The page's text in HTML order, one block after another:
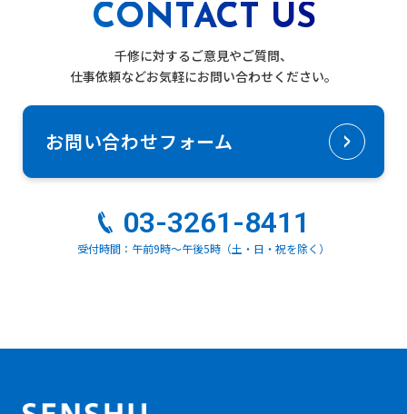
CONTACT US
千修に対するご意見やご質問、
仕事依頼などお気軽にお問い合わせください。
お問い合わせフォーム
03-3261-8411
受付時間：午前9時～午後5時（土・日・祝を除く）